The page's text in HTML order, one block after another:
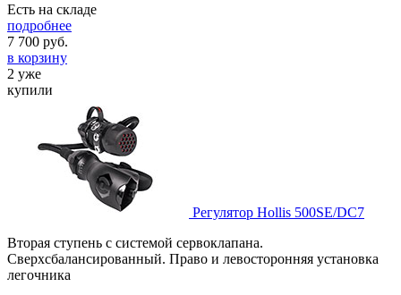
Есть на складе
подробнее
7 700 руб.
в корзину
2 уже
купили
Регулятор Hollis 500SE/DC7
Вторая ступень с системой сервоклапана.
Сверхсбалансированный. Право и левосторонняя установка
легочника